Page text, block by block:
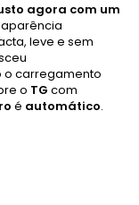
agora com um
aparência
leve e sem
carregamento
o TG com
é automático.